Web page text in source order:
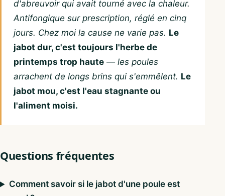
d'abreuvoir qui avait tourné avec la chaleur.
Antifongique sur prescription, réglé en cinq
jours. Chez moi la cause ne varie pas. Le
jabot dur, c'est toujours l'herbe de
printemps trop haute — les poules
arrachent de longs brins qui s'emmêlent. Le
jabot mou, c'est l'eau stagnante ou
l'aliment moisi.
Questions fréquentes
Comment savoir si le jabot d'une poule est